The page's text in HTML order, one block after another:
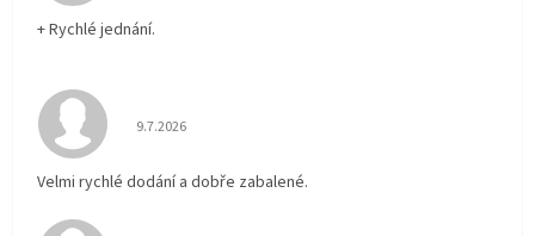
+ Rychlé jednání.
Hodnocení obchodu je 5 z 5 hvězdiček.
9.7.2026
Velmi rychlé dodání a dobře zabalené.